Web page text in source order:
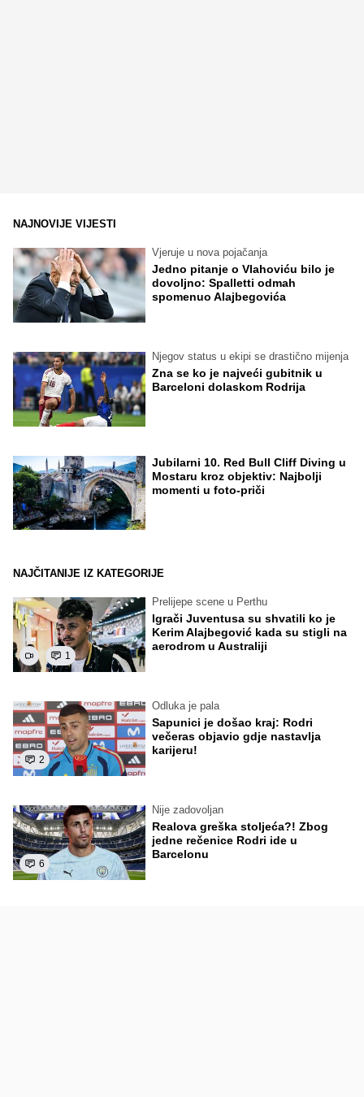
NAJNOVIJE VIJESTI
Vjeruje u nova pojačanja
Jedno pitanje o Vlahoviću bilo je
dovoljno: Spalletti odmah
spomenuo Alajbegovića
Njegov status u ekipi se drastično mijenja
Zna se ko je najveći gubitnik u
Barceloni dolaskom Rodrija
Jubilarni 10. Red Bull Cliff Diving u
Mostaru kroz objektiv: Najbolji
momenti u foto-priči
NAJČITANIJE IZ KATEGORIJE
1
Prelijepe scene u Perthu
Igrači Juventusa su shvatili ko je
Kerim Alajbegović kada su stigli na
aerodrom u Australiji
2
Odluka je pala
Sapunici je došao kraj: Rodri
večeras objavio gdje nastavlja
karijeru!
6
Nije zadovoljan
Realova greška stoljeća?! Zbog
jedne rečenice Rodri ide u
Barcelonu